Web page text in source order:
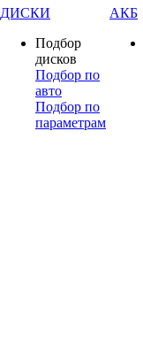
ДИСКИ
Подбор
дисков
Подбор по
авто
Подбор по
параметрам
АКБ